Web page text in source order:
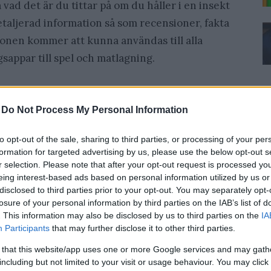
Do Not Process My Personal Information
opt-out of the sale, sharing to third parties, or processing of your
for targeted advertising by us, please use the below opt-out
selection. Please note that after your opt-out request is processed
interest-based ads based on personal information utilized by us
to third parties prior to your opt-out. You may separately
of your personal information by third parties on the IAB’s list of
This information may also be disclosed by us to third parties on the
Participants that may further disclose it to other third parties.
that this website/app uses one or more Google services and may
but not limited to your visit or usage behaviour. You may
det är du tittar på om du håller i en insekt
information så som recensioner, fakta
kommer att kunna användas till alla
till spel och matlagning.
de beräknas släppas under 2014.
exemplar som utvecklare fått ansöka om
när de släpps?
att köpa ett par direkt vid release, enligt
så är de inte speciellt imponerade, och
par generationer innan det blir stort och